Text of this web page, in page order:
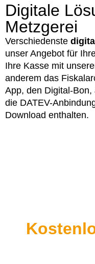
Digitale
Metzgerei
Verschiedenste
unser Angebot für
Ihre Kasse mit
anderem das
App, den Digital-
die DATEV-
Download enthalten.